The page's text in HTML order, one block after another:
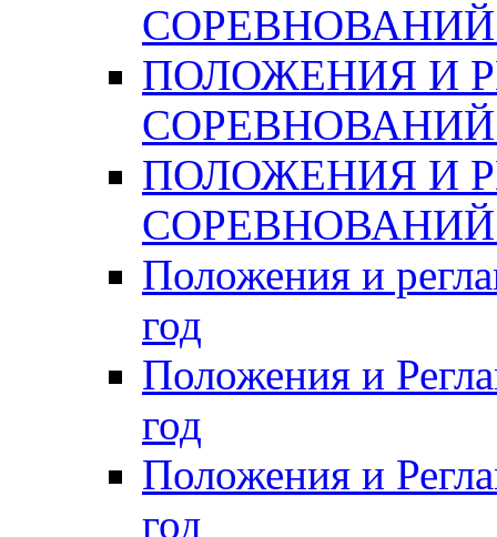
СОРЕВНОВАНИЙ
ПОЛОЖЕНИЯ И
СОРЕВНОВАНИЙ
ПОЛОЖЕНИЯ И
СОРЕВНОВАНИЙ
Положения и
год
Положения и
год
Положения и
год